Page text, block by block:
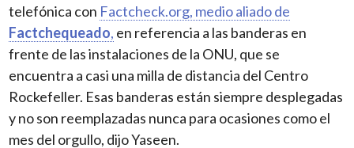
telefónica con Factcheck.org, medio aliado de
Factchequeado, en referencia a las banderas en
frente de las instalaciones de la ONU, que se
encuentra a casi una milla de distancia del Centro
Rockefeller. Esas banderas están siempre desplegadas
y no son reemplazadas nunca para ocasiones como el
mes del orgullo, dijo Yaseen.